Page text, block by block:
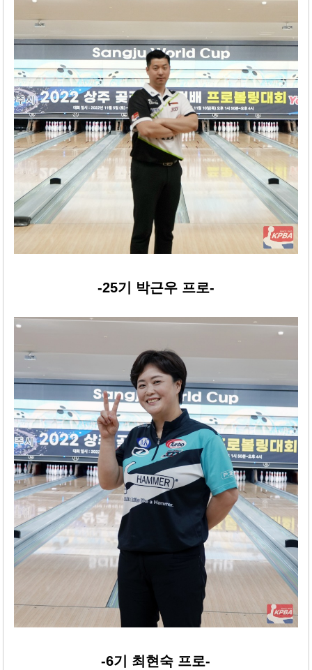
-25기 박근우 프로-
-6기 최현숙 프로-